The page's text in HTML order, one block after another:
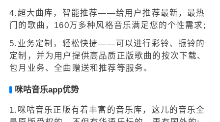
4.超大曲库，智能推荐——给用户推荐最新，最热
门的歌曲，160万多种风格音乐满足您的个性需求;
5.业务定制，轻松快捷——可以进行彩铃、振铃的
定制，并为用户提供高品质正版歌曲的按次下载、
包月业务、全曲赠送和推荐等服务。
咪咕音乐app优势
1.咪咕音乐正版有着丰富的音乐库，这儿的音乐全